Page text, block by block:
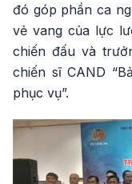
đó góp phần ca
vẻ vang của lực
chiến đấu và
chiến sĩ CAND
phục vụ”.